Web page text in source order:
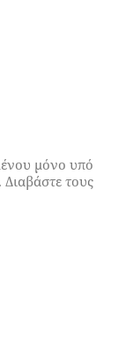
μόνο υπό
τους